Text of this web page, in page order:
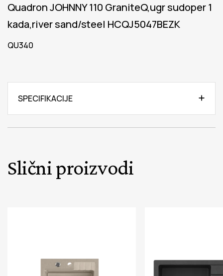
Quadron JOHNNY 110 GraniteQ,ugr sudoper 1
kada,river sand/steel HCQJ5047BEZK
QU340
SPECIFIKACIJE
Slični proizvodi